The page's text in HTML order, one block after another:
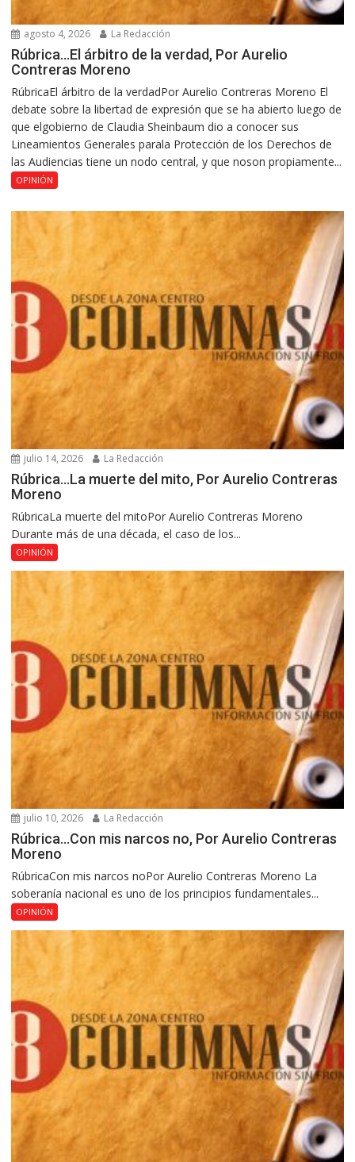
agosto 4, 2026 La Redacción
Rúbrica…El árbitro de la verdad, Por Aurelio
Contreras Moreno
RúbricaEl árbitro de la verdadPor Aurelio Contreras Moreno El
debate sobre la libertad de expresión que se ha abierto luego de
que elgobierno de Claudia Sheinbaum dio a conocer sus
Lineamientos Generales parala Protección de los Derechos de
las Audiencias tiene un nodo central, y que noson propiamente...
OPINIÓN
julio 14, 2026 La Redacción
Rúbrica…La muerte del mito, Por Aurelio Contreras
Moreno
RúbricaLa muerte del mitoPor Aurelio Contreras Moreno
Durante más de una década, el caso de los...
OPINIÓN
julio 10, 2026 La Redacción
Rúbrica…Con mis narcos no, Por Aurelio Contreras
Moreno
RúbricaCon mis narcos noPor Aurelio Contreras Moreno La
soberanía nacional es uno de los principios fundamentales...
OPINIÓN